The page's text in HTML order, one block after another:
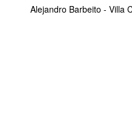
Alejandro Barbeito - Villa